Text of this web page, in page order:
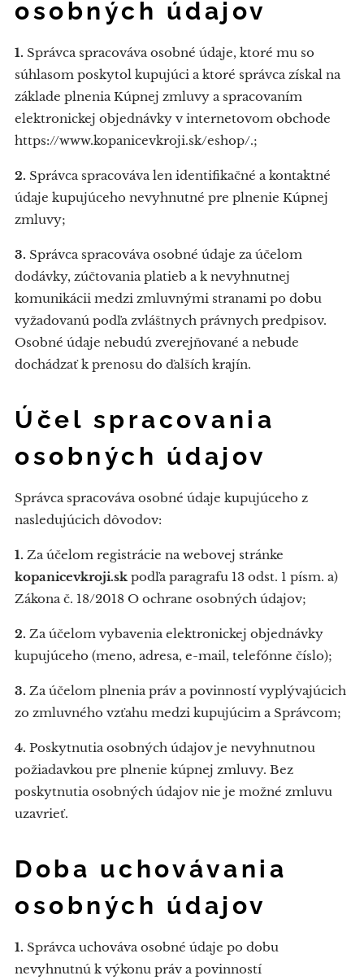
osobných údajov
1. Správca spracováva osobné údaje, ktoré mu so
súhlasom poskytol kupujúci a ktoré správca získal na
základe plnenia Kúpnej zmluvy a spracovaním
elektronickej objednávky v internetovom obchode
https://www.kopanicevkroji.sk/eshop/.;
2. Správca spracováva len identifikačné a kontaktné
údaje kupujúceho nevyhnutné pre plnenie Kúpnej
zmluvy;
3. Správca spracováva osobné údaje za účelom
dodávky, zúčtovania platieb a k nevyhnutnej
komunikácii medzi zmluvnými stranami po dobu
vyžadovanú podľa zvláštnych právnych predpisov.
Osobné údaje nebudú zverejňované a nebude
dochádzať k prenosu do ďalších krajín.
Účel spracovania
osobných údajov
Správca spracováva osobné údaje kupujúceho z
nasledujúcich dôvodov:
1. Za účelom registrácie na webovej stránke
kopanicevkroji.sk podľa paragrafu 13 odst. 1 písm. a)
Zákona č. 18/2018 O ochrane osobných údajov;
2. Za účelom vybavenia elektronickej objednávky
kupujúceho (meno, adresa, e-mail, telefónne číslo);
3. Za účelom plnenia práv a povinností vyplývajúcich
zo zmluvného vzťahu medzi kupujúcim a Správcom;
4. Poskytnutia osobných údajov je nevyhnutnou
požiadavkou pre plnenie kúpnej zmluvy. Bez
poskytnutia osobných údajov nie je možné zmluvu
uzavrieť.
Doba uchovávania
osobných údajov
1. Správca uchováva osobné údaje po dobu
nevyhnutnú k výkonu práv a povinností